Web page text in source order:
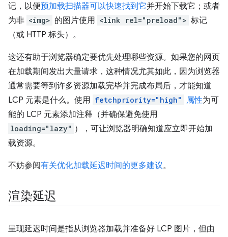
记，以便预加载扫描器可以快速找到它并开始下载它；或者
为非 <img> 的图片使用 <link rel="preload"> 标记
（或 HTTP 标头）。
这还有助于浏览器确定要优先处理哪些资源。如果您的网页
在加载期间发出大量请求，这种情况尤其如此，因为浏览器
通常需要等到许多资源加载完毕并完成布局后，才能知道
LCP 元素是什么。使用 fetchpriority="high" 属性为可
能的 LCP 元素添加注释（并确保避免使用
loading="lazy" ），可让浏览器明确知道应立即开始加
载资源。
不妨参阅有关优化加载延迟时间的更多建议。
渲染延迟
呈现延迟时间是指从浏览器加载并准备好 LCP 图片，但由